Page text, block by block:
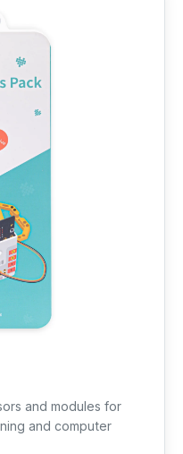
and modules for
and computer